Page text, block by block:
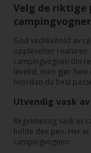
Velg de riktige
God vedlikehold av
opplevelser i
campingvognen din
levetid, men gjør
hvordan du best
Utvendig vask
Regelmessig vask av
holde den pen. Her
campingvognen: